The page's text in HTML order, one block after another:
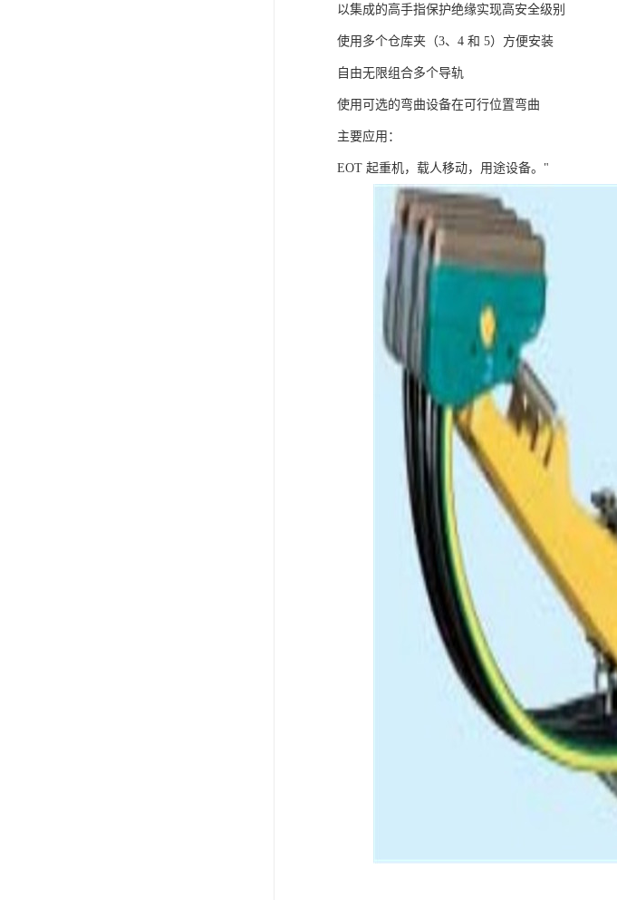
以集成的高手指保护绝缘实现高安全级别
使用多个仓库夹（3、4 和 5）方便安装
自由无限组合多个导轨
使用可选的弯曲设备在可行位置弯曲
主要应用：
EOT 起重机，载人移动，用途设备。"